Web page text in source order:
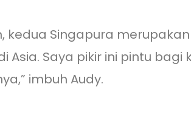
kedua Singapura
Saya pikir ini pintu bagi
imbuh Audy.